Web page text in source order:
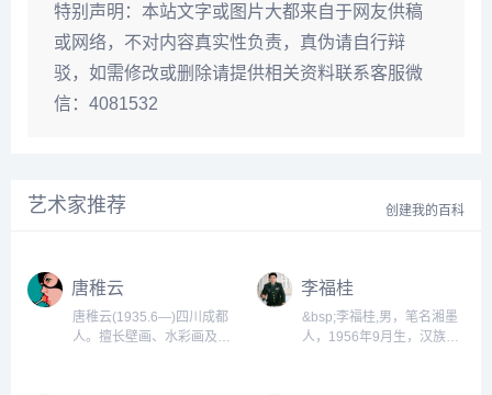
特别声明： 本站文字或图片大都来自于网友供稿
或网络，不对内容真实性负责，真伪请自行辩
驳，如需修改或删除请提供相关资料联系客服微
信：4081532
艺术家推荐 创建我的百科
唐稚云
唐稚云(1935.6—)四川成都
人。擅长壁画、水彩画及油
李福桂
&bsp;李福桂,男，笔名湘墨
人，1956年9月生，汉族，